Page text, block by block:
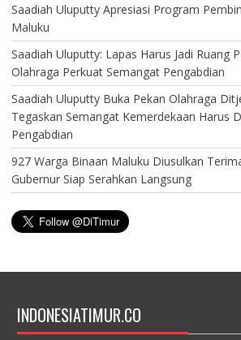
Saadiah Uluputty Apresiasi Program
Maluku
Saadiah Uluputty: Lapas Harus Jadi Ruang
Olahraga Perkuat Semangat Pengabdian
Saadiah Uluputty Buka Pekan Olahraga
Tegaskan Semangat Kemerdekaan Harus
Pengabdian
927 Warga Binaan Maluku Diusulkan
Gubernur Siap Serahkan Langsung
INDONESIATIMUR.CO